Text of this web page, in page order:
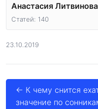
Анастасия Литвинова
Статей: 140
23.10.2019
← К чему снится
значение по